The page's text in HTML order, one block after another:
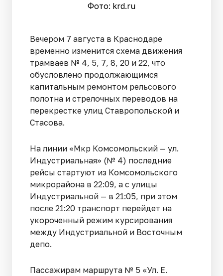
Фото: krd.ru
Вечером 7 августа в Краснодаре
временно изменится схема движения
трамваев № 4, 5, 7, 8, 20 и 22, что
обусловлено продолжающимся
капитальным ремонтом рельсового
полотна и стрелочных переводов на
перекрестке улиц Ставропольской и
Стасова.
На линии «Мкр Комсомольский — ул.
Индустриальная» (№ 4) последние
рейсы стартуют из Комсомольского
микрорайона в 22:09, а с улицы
Индустриальной — в 21:05, при этом
после 21:20 транспорт перейдет на
укороченный режим курсирования
между Индустриальной и Восточным
депо.
Пассажирам маршрута № 5 «Ул. Е.